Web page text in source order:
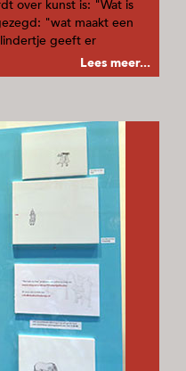
over kunst is: "Wat is
"wat maakt een
geeft er
Lees meer...